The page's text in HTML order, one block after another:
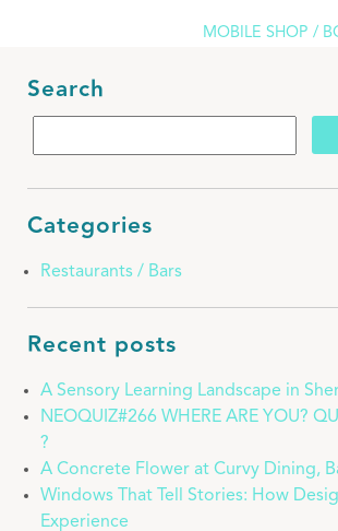
MOBILE SHOP /
Search
Categories
Restaurants / Bars
Recent posts
A Sensory Learning Landscape in
NEOQUIZ#266 WHERE ARE YOU?
?
A Concrete Flower at Curvy Dining,
Windows That Tell Stories: How
Experience